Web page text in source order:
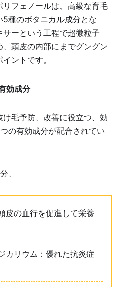
フェノールは、高級な育毛
種のボタニカル成分とな
ーという工程で超微粒子
頭皮の内部にまでグングン
ントです。
効成分
毛予防、改善に役立つ、効
の有効成分が配合されてい
、
皮の血行を促進して栄養
カリウム：優れた抗炎症